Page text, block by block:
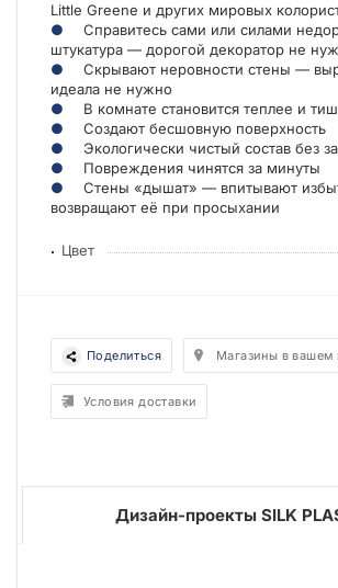
Little Greene и других мировых
Справитесь сами или силами
штукатура — дорогой декоратор не
Скрывают неровности стены —
идеала не нужно
В комнате становится теплее и
Создают бесшовную поверхность
Экологически чистый состав без
Повреждения чинятся за минуты
Стены «дышат» — впитывают
возвращают её при просыхании
Цвет
Поделиться Магазины в вашем
Условия доставки
Дизайн-проекты SILK